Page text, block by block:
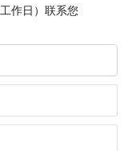
作日）联系您